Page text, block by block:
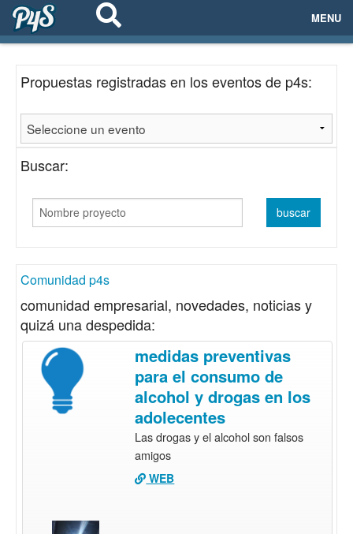
MENU
EVENTOS
EMPRESAS
PROYECTOS
NETWORKING
Propuestas registradas en los eventos de p4s:
Buscar:
Comunidad p4s
comunidad empresarial, novedades, noticias y
quizá una despedida:
medidas preventivas
para el consumo de
alcohol y drogas en los
adolecentes
Las drogas y el alcohol son falsos
amigos
WEB